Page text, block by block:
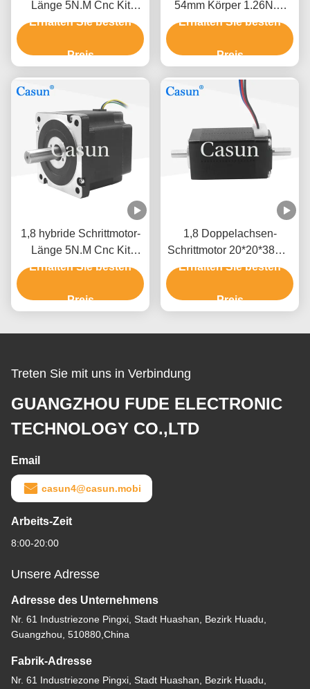
Länge 5N.M Cnc Kit
Stepping Motor Grad
Erhalten Sie besten
Preis
54mm Körper 1.26N.m
2.8A Doppelwelle für
Erhalten Sie besten
Preis
1,8 hybride Schrittmotor-
Länge 5N.M Cnc Kit
Stepping Motor Grad
Erhalten Sie besten
Preis
1,8 Doppelachsen-
Schrittmotor 20*20*38mm
Grad NEMA 8 40mN.M
Erhalten Sie besten
Preis
Treten Sie mit uns in Verbindung
GUANGZHOU FUDE ELECTRONIC
TECHNOLOGY CO.,LTD
Email
casun4@casun.mobi
Arbeits-Zeit
8:00-20:00
Unsere Adresse
Adresse des Unternehmens
Nr. 61 Industriezone Pingxi, Stadt Huashan, Bezirk Huadu,
Guangzhou, 510880,China
Fabrik-Adresse
Nr. 61 Industriezone Pingxi, Stadt Huashan, Bezirk Huadu,